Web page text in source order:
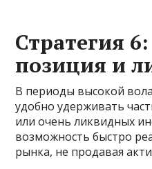
Стратегия
позиция и
В периоды высокой
удобно удерживать
или очень ликвидных
возможность быстро
рынка, не продавая